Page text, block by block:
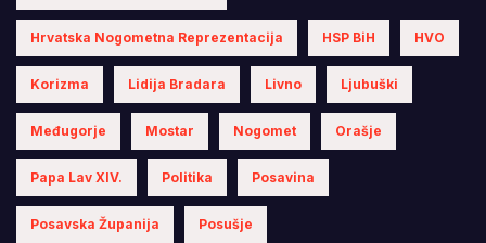
Hrvatska Nogometna Reprezentacija HSP BiH HVO
Korizma Lidija Bradara Livno Ljubuški
Međugorje Mostar Nogomet Orašje
Papa Lav XIV. Politika Posavina
Posavska Županija Posušje